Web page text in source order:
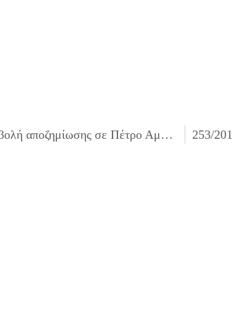
251/2010 – Λήψη απόφασης για την καταβολή αποζημίωσης σε Πέτρο Αμπατζή